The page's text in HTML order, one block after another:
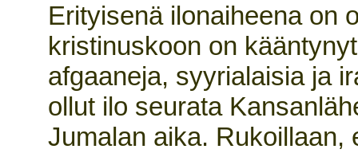
Erityisenä ilonaiheena on
kristinuskoon on
afgaaneja, syyrialaisia ja
ollut ilo seurata
Jumalan aika. Rukoillaan,